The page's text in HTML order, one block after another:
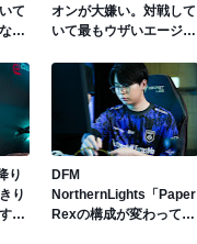
て
か
い
オンが大嫌い。対戦して
いて最もウザいエージェ
押すだけで守りは崩壊す
る。そこに技術なんて存
在しない。」
り
り
る
DFM
NorthernLights「Paper
Rexの構成が変わってく